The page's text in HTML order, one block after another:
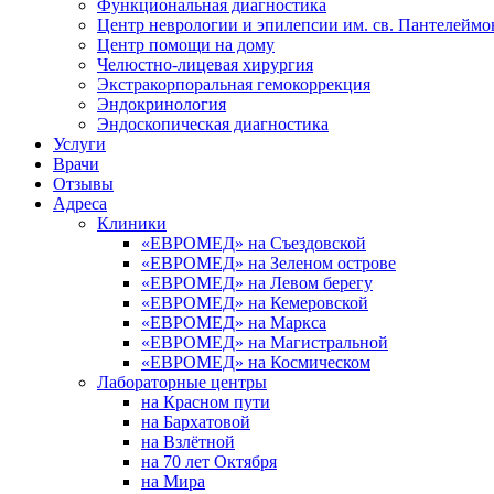
Функциональная диагностика
Центр неврологии и эпилепсии им. св.
Центр помощи на дому
Челюстно-лицевая хирургия
Экстракорпоральная гемокоррекция
Эндокринология
Эндоскопическая диагностика
Услуги
Врачи
Отзывы
Адреса
Клиники
«ЕВРОМЕД» на Съездовской
«ЕВРОМЕД» на Зеленом острове
«ЕВРОМЕД» на Левом берегу
«ЕВРОМЕД» на Кемеровской
«ЕВРОМЕД» на Маркса
«ЕВРОМЕД» на Магистральной
«ЕВРОМЕД» на Космическом
Лабораторные центры
на Красном пути
на Бархатовой
на Взлётной
на 70 лет Октября
на Мира